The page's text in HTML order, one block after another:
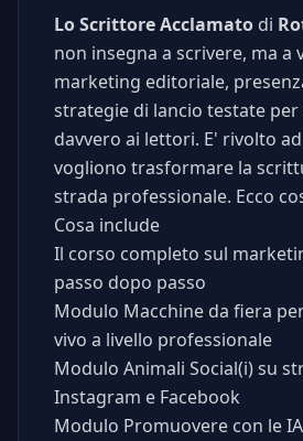
Lo Scrittore Acclamato di
non insegna a scrivere, ma a
marketing editoriale,
strategie di lancio testate
davvero ai lettori. E' rivolto
vogliono trasformare la
strada professionale. Ecco
Cosa include
Il corso completo sul
passo dopo passo
Modulo Macchine da fiera
vivo a livello professionale
Modulo Animali Social(i) su
Instagram e Facebook
Modulo Promuovere con le